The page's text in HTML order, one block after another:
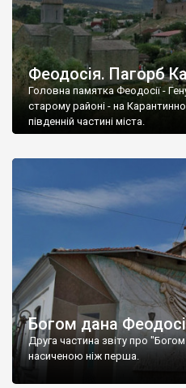
Феодосія. Пагорб
Головна памятка Феодосії -
старому районі - на
південній частині міста.
Богом дана
Друга частина звіту про
насиченою ніж перша.